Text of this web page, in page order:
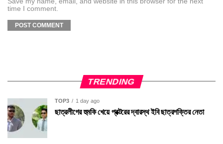
time I comment.
TRENDING
TOP3 1 day ago
ছাত্রলীগের হুমকি খেয়ে প্রক্টরের দ্বারস্থ ইবি ছাত্রশক্তির নেতা